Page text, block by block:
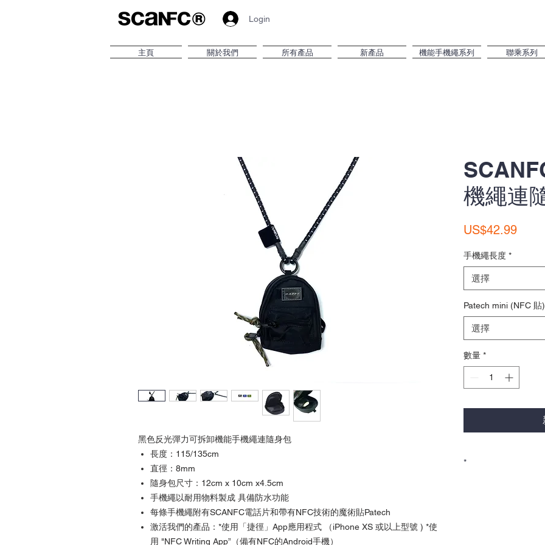
Login
主頁 關於我們 所有產品 新產品 機能手機繩系列 聯乘系列
黑色反光彈力可拆卸機能手機繩連隨身包
長度：115/135cm
直徑：8mm
隨身包尺寸：12cm x 10cm x4.5cm
手機繩以耐用物料製成 具備防水功能
每條手機繩附有SCANFC電話片和帶有NFC技術的魔術貼Patech
激活我們的產品：*使用「捷徑」App應用程式 （iPhone XS 或以上型號 ) *使
用 "NFC Writing App”（備有NFC的Android手機）
機繩連
US$42.99價
手機繩長度 *
選擇
Patech mini (NFC 貼)
選擇
數量 *
*